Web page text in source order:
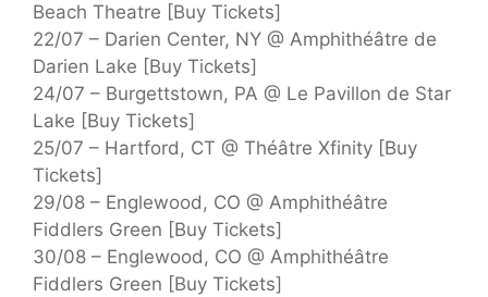
Beach Theatre [Buy Tickets]
22/07 – Darien Center, NY @ Amphithéâtre de
Darien Lake [Buy Tickets]
24/07 – Burgettstown, PA @ Le Pavillon de Star
Lake [Buy Tickets]
25/07 – Hartford, CT @ Théâtre Xfinity [Buy
Tickets]
29/08 – Englewood, CO @ Amphithéâtre
Fiddlers Green [Buy Tickets]
30/08 – Englewood, CO @ Amphithéâtre
Fiddlers Green [Buy Tickets]